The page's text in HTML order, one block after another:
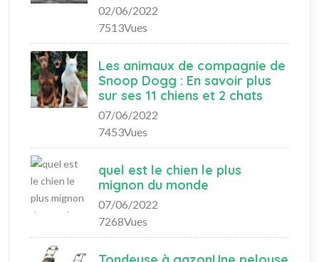
02/06/2022
7513Vues
Les animaux de compagnie de
Snoop Dogg : En savoir plus
sur ses 11 chiens et 2 chats
07/06/2022
7453Vues
quel est le chien le plus
mignon du monde
07/06/2022
7268Vues